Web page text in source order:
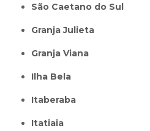
São Caetano do Sul
Granja Julieta
Granja Viana
Ilha Bela
Itaberaba
itatiaia